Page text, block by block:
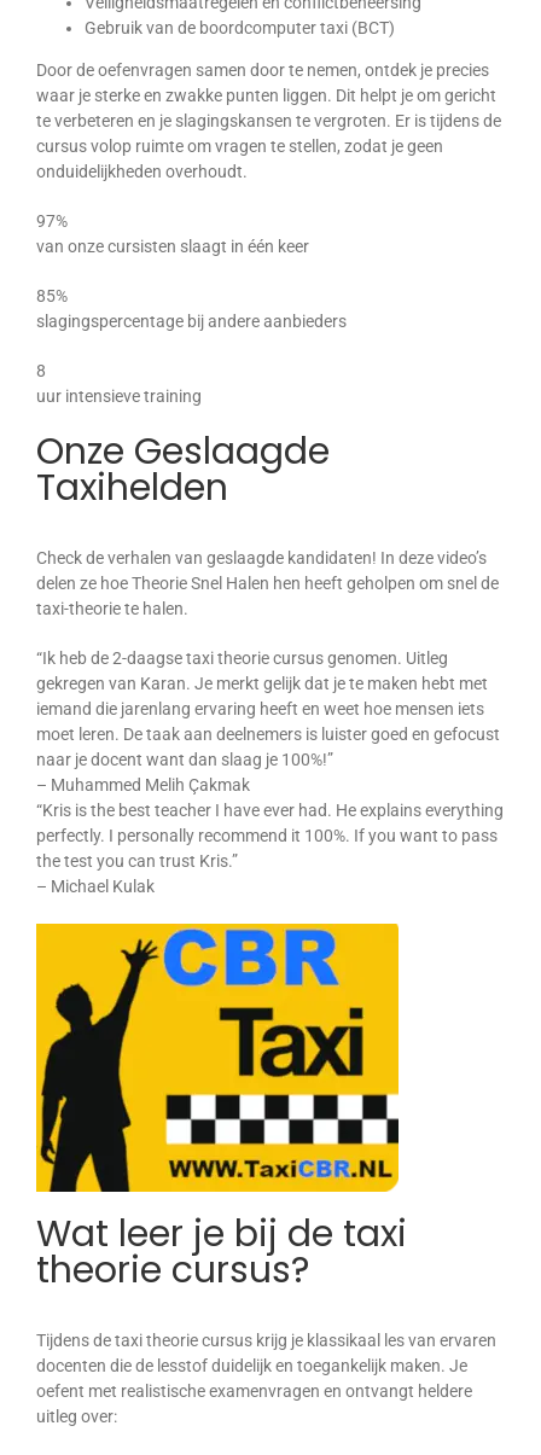
Gebruik van de boordcomputer taxi (BCT)
Door de oefenvragen samen door te nemen, ontdek je precies
waar je sterke en zwakke punten liggen. Dit helpt je om gericht
te verbeteren en je slagingskansen te vergroten. Er is tijdens de
cursus volop ruimte om vragen te stellen, zodat je geen
onduidelijkheden overhoudt.
97%
van onze cursisten slaagt in één keer
85%
slagingspercentage bij andere aanbieders
8
uur intensieve training
Onze Geslaagde
Taxihelden
Check de verhalen van geslaagde kandidaten! In deze video’s
delen ze hoe Theorie Snel Halen hen heeft geholpen om snel de
taxi-theorie te halen.
“Ik heb de 2-daagse taxi theorie cursus genomen. Uitleg
gekregen van Karan. Je merkt gelijk dat je te maken hebt met
iemand die jarenlang ervaring heeft en weet hoe mensen iets
moet leren. De taak aan deelnemers is luister goed en gefocust
naar je docent want dan slaag je 100%!”
– Muhammed Melih Çakmak
“Kris is the best teacher I have ever had. He explains everything
perfectly. I personally recommend it 100%. If you want to pass
the test you can trust Kris.”
– Michael Kulak
Wat leer je bij de taxi
theorie cursus?
Tijdens de taxi theorie cursus krijg je klassikaal les van ervaren
docenten die de lesstof duidelijk en toegankelijk maken. Je
oefent met realistische examenvragen en ontvangt heldere
uitleg over: